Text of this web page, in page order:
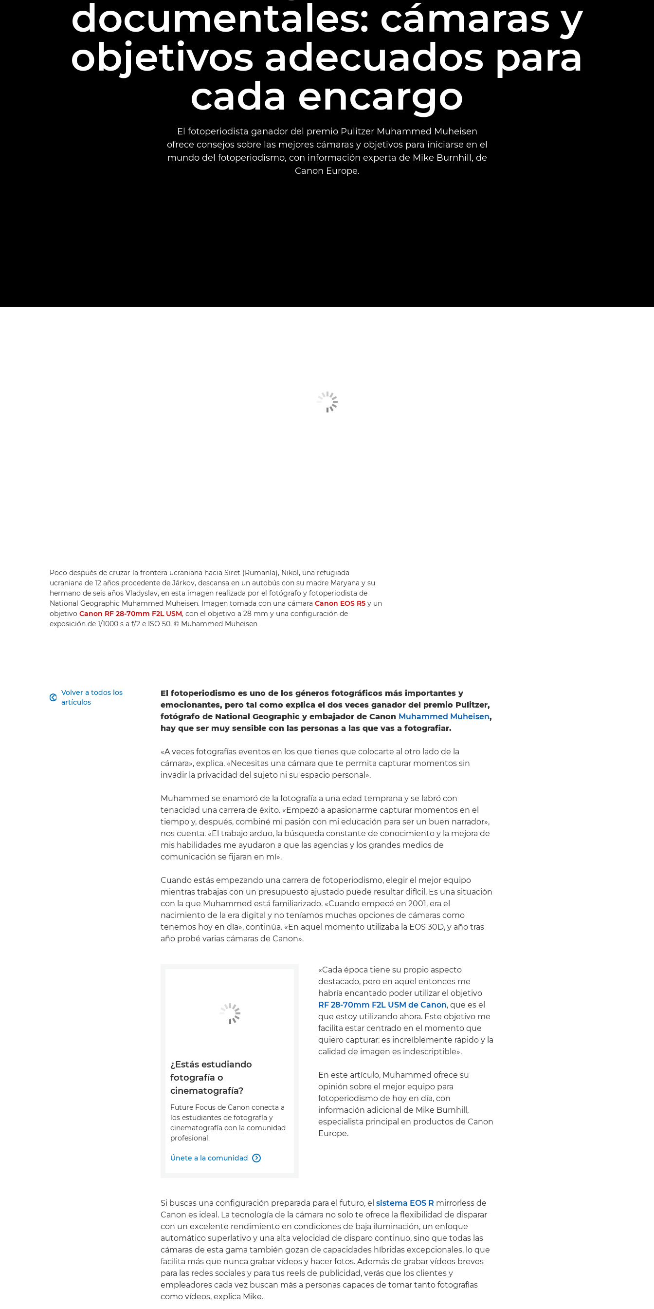
documentales: cámaras y
objetivos adecuados para
cada encargo
El fotoperiodista ganador del premio Pulitzer Muhammed Muheisen
ofrece consejos sobre las mejores cámaras y objetivos para iniciarse en el
mundo del fotoperiodismo, con información experta de Mike Burnhill, de
Canon Europe.
Poco después de cruzar la frontera ucraniana hacia Siret (Rumanía), Nikol, una refugiada
ucraniana de 12 años procedente de Járkov, descansa en un autobús con su madre Maryana y su
hermano de seis años Vladyslav, en esta imagen realizada por el fotógrafo y fotoperiodista de
National Geographic Muhammed Muheisen. Imagen tomada con una cámara Canon EOS R5 y un
objetivo Canon RF 28-70mm F2L USM, con el objetivo a 28 mm y una configuración de
exposición de 1/1000 s a f/2 e ISO 50. © Muhammed Muheisen
Volver a todos los
artículos

El fotoperiodismo es uno de los géneros fotográficos más importantes y
emocionantes, pero tal como explica el dos veces ganador del premio Pulitzer,
fotógrafo de National Geographic y embajador de Canon Muhammed Muheisen,
hay que ser muy sensible con las personas a las que vas a fotografiar.
«A veces fotografías eventos en los que tienes que colocarte al otro lado de la
cámara», explica. «Necesitas una cámara que te permita capturar momentos sin
invadir la privacidad del sujeto ni su espacio personal».
Muhammed se enamoró de la fotografía a una edad temprana y se labró con
tenacidad una carrera de éxito. «Empezó a apasionarme capturar momentos en el
tiempo y, después, combiné mi pasión con mi educación para ser un buen narrador»,
nos cuenta. «El trabajo arduo, la búsqueda constante de conocimiento y la mejora de
mis habilidades me ayudaron a que las agencias y los grandes medios de
comunicación se fijaran en mí».
Cuando estás empezando una carrera de fotoperiodismo, elegir el mejor equipo
mientras trabajas con un presupuesto ajustado puede resultar difícil. Es una situación
con la que Muhammed está familiarizado. «Cuando empecé en 2001, era el
nacimiento de la era digital y no teníamos muchas opciones de cámaras como
tenemos hoy en día», continúa. «En aquel momento utilizaba la EOS 30D, y año tras
año probé varias cámaras de Canon».
«Cada época tiene su propio aspecto
destacado, pero en aquel entonces me
habría encantado poder utilizar el objetivo
RF 28-70mm F2L USM de Canon, que es el
que estoy utilizando ahora. Este objetivo me
facilita estar centrado en el momento que
quiero capturar: es increíblemente rápido y la
calidad de imagen es indescriptible».
En este artículo, Muhammed ofrece su
opinión sobre el mejor equipo para
fotoperiodismo de hoy en día, con
información adicional de Mike Burnhill,
especialista principal en productos de Canon
Europe.
¿Estás estudiando
fotografía o
cinematografía?
Future Focus de Canon conecta a
los estudiantes de fotografía y
cinematografía con la comunidad
profesional.
Únete a la comunidad 
Si buscas una configuración preparada para el futuro, el sistema EOS R mirrorless de
Canon es ideal. La tecnología de la cámara no solo te ofrece la flexibilidad de disparar
con un excelente rendimiento en condiciones de baja iluminación, un enfoque
automático superlativo y una alta velocidad de disparo continuo, sino que todas las
cámaras de esta gama también gozan de capacidades híbridas excepcionales, lo que
facilita más que nunca grabar vídeos y hacer fotos. Además de grabar vídeos breves
para las redes sociales y para tus reels de publicidad, verás que los clientes y
empleadores cada vez buscan más a personas capaces de tomar tanto fotografías
como vídeos, explica Mike.